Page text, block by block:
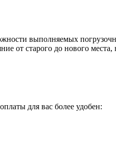
выполняемых
от старого до нового
для вас более удобен: